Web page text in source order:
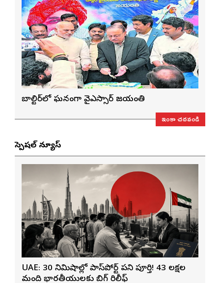
బాల్టిమోర్‌లో ఘనంగా వైఎస్సార్‌ జయంతి
ఇంకా చదవండి
స్పెషల్ న్యూస్
UAE: 30 నిమిషాల్లో పాస్‌పోర్ట్ పని పూర్తి! 43 లక్షల
మంది భారతీయులకు బిగ్ రిలీఫ్